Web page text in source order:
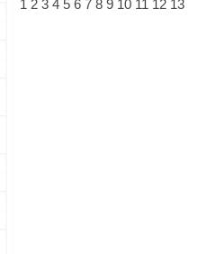
1 2 3 4 5 6 7 8 9 10 11 12 13